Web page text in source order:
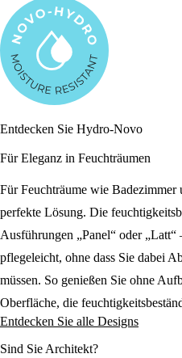
Entdecken Sie Hydro-Novo
Für Eleganz in Feuchträumen
Für Feuchträume wie
perfekte Lösung. Die
Ausführungen „Panel“ oder
pflegeleicht, ohne dass Sie dabei
müssen. So genießen Sie ohne
Oberfläche, die
Entdecken Sie alle Designs
Sind Sie Architekt?